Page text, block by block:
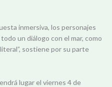
inmersiva, los personajes
un diálogo con el mar, como
sostiene por su parte
lugar el viernes 4 de